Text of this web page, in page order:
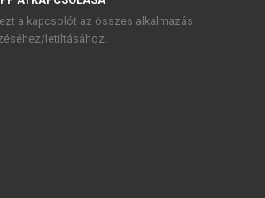
a kapcsolót az összes alkalmazás
letiltásához.